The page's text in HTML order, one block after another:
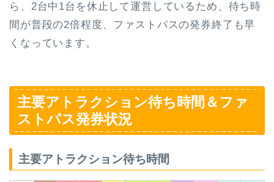
ら、2台中1台を休止して運営しているため、待ち時
間が普段の2倍程度、ファストパスの発券終了も早
くなっています。
主要アトラクション待ち時間＆ファ
ストパス発券状況
主要アトラクション待ち時間